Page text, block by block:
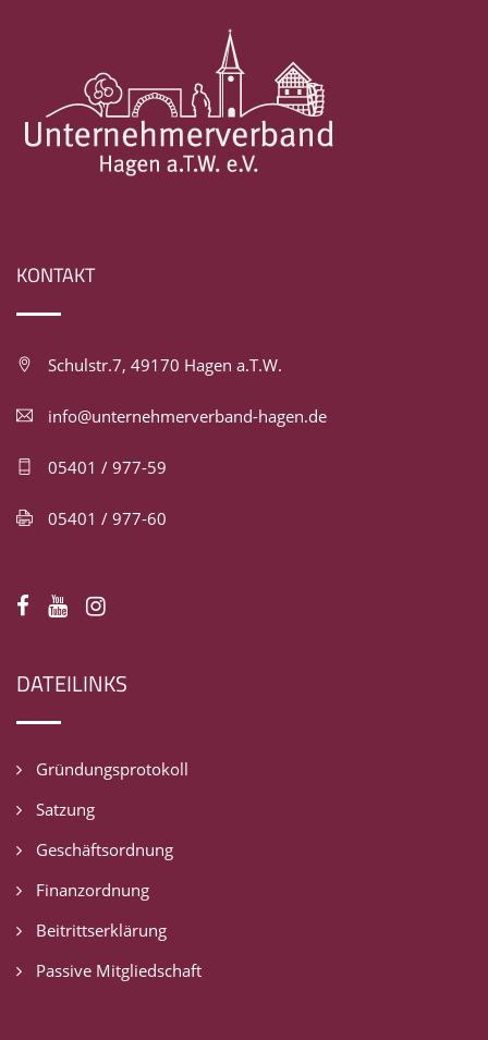
KONTAKT
Schulstr.7, 49170 Hagen a.T.W.
info@unternehmerverband-hagen.de
05401 / 977-59
05401 / 977-60
DATEILINKS
Gründungsprotokoll
Satzung
Geschäftsordnung
Finanzordnung
Beitrittserklärung
Passive Mitgliedschaft